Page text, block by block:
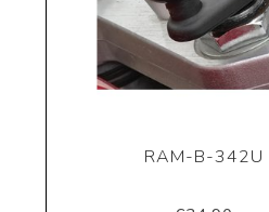
RAM-B-342U